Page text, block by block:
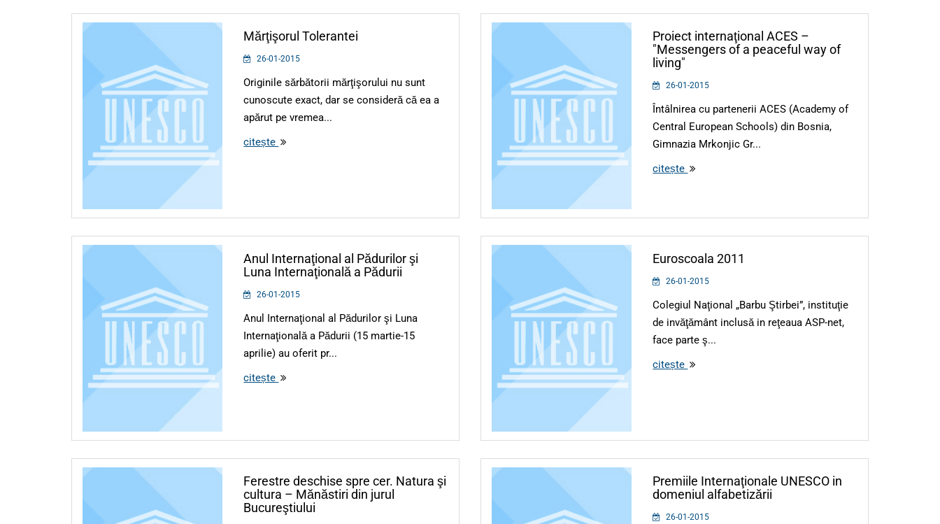
Listă activități Mărţişorul Tolerantei
26-01-2015
Originile sărbătorii mărţişorului nu sunt
cunoscute exact, dar se consideră că ea a
apărut pe vremea...
citește
Proiect internaţional ACES –
"Messengers of a peaceful way of
living"
26-01-2015
Întâlnirea cu partenerii ACES (Academy of
Central European Schools) din Bosnia,
Gimnazia Mrkonjic Gr...
citește
Anul Internaţional al Pădurilor şi
Luna Internaţională a Pădurii
26-01-2015
Anul Internaţional al Pădurilor şi Luna
Internaţională a Pădurii (15 martie-15
aprilie) au oferit pr...
citește
Euroscoala 2011
26-01-2015
Colegiul Naţional „Barbu Ştirbei”, instituţie
de invăţământ inclusă in reţeaua ASP-net,
face parte ş...
citește
Ferestre deschise spre cer. Natura şi
cultura – Mănăstiri din jurul
Bucureştiului
Premiile Internaţionale UNESCO in
domeniul alfabetizării
26-01-2015